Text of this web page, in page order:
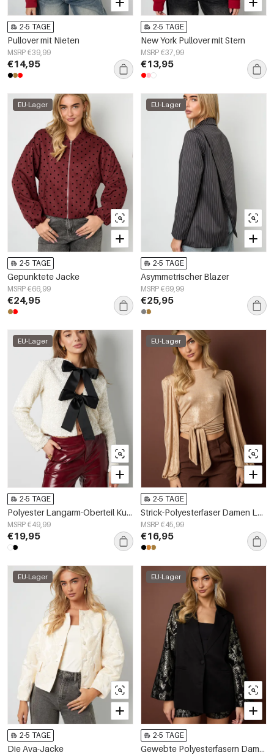
2-5 TAGE
Pullover mit Nieten
MSRP €39,99
€14,95
2-5 TAGE
New York Pullover mit Stern
MSRP €37,99
€13,95
EU-Lager
2-5 TAGE
Gepunktete Jacke
MSRP €66,99
€24,95
EU-Lager
2-5 TAGE
Asymmetrischer Blazer
MSRP €69,99
€25,95
EU-Lager
2-5 TAGE
Polyester Langarm-Oberteil Kurz mit Schleifen-Detail
MSRP €49,99
€19,95
EU-Lager
2-5 TAGE
Strick-Polyesterfaser Damen Langarm-Oberteil Sexy Einfarbige Farbe
MSRP €45,99
€16,95
EU-Lager
2-5 TAGE
Die Ava-Jacke
EU-Lager
2-5 TAGE
Gewebte Polyesterfasern Damenanzug Eleganter Blumenmuster 3-teiliges Set